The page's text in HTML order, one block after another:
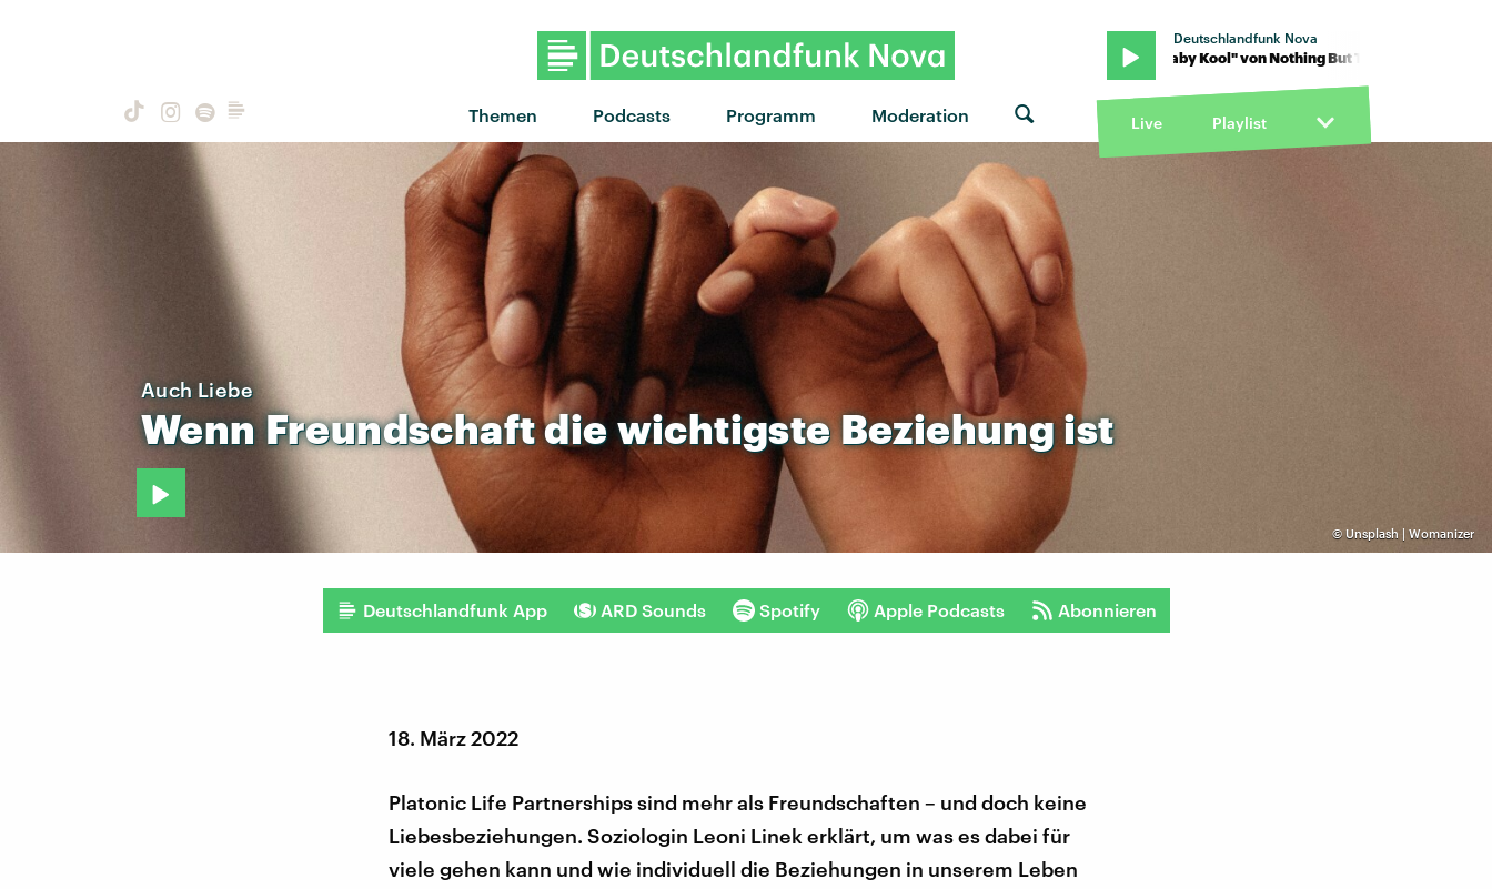
Themen Podcasts Programm Moderation
Deutschlandfunk Nova
"Baby Kool" von Nothing But Thieves · "Baby Kool" von Nothing But Thieves · "Baby Kool" von
Live Playlist
© Unsplash | Womanizer
Auch Liebe
WennFreundschaftdie wichtigsteBeziehungist
Deutschlandfunk App ARD Sounds Spotify Apple Podcasts Abonnieren
18. März 2022
Platonic Life Partnerships sind mehr als Freundschaften – und doch keine
Liebesbeziehungen. Soziologin Leoni Linek erklärt, um was es dabei für
viele gehen kann und wie individuell die Beziehungen in unserem Leben